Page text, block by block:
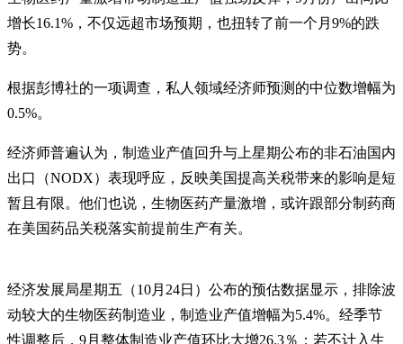
增长16.1%，不仅远超市场预期，也扭转了前一个月9%的跌
势。
根据彭博社的一项调查，私人领域经济师预测的中位数增幅为
0.5%。
经济师普遍认为，制造业产值回升与上星期公布的非石油国内
出口（NODX）表现呼应，反映美国提高关税带来的影响是短
暂且有限。他们也说，生物医药产量激增，或许跟部分制药商
在美国药品关税落实前提前生产有关。
经济发展局星期五（10月24日）公布的预估数据显示，排除波
动较大的生物医药制造业，制造业产值增幅为5.4%。经季节
性调整后，9月整体制造业产值环比大增26.3％；若不计入生